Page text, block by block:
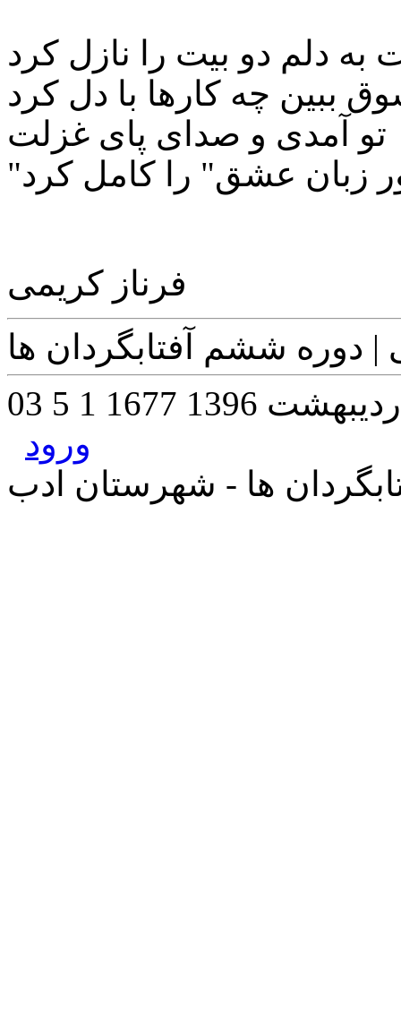
به دلم دو بیت را نازل کرد
ببین چه کارها با دل کرد
تو آمدی و صدای پای غزلت
فرناز کریمی
| دوره ششم آفتابگردان ها
اردیبهشت 1396
1677
1
5
ورود
ها - شهرستان ادب